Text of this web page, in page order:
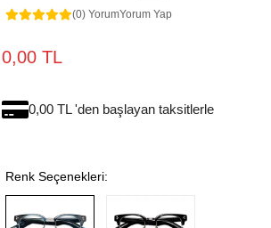
(0) YorumYorum Yap
0,00 TL
0,00 TL 'den başlayan taksitlerle
Renk Seçenekleri: